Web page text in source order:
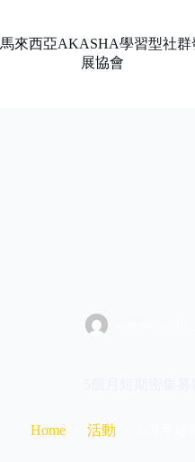
馬來西亞AKASHA學習型社群
展協會
Home 活動